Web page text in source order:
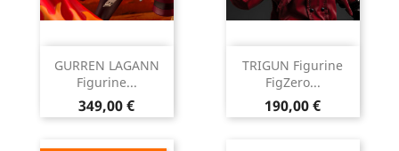
GURREN LAGANN
Figurine...
Prix
349,00 €
TRIGUN Figurine
FigZero...
Prix
190,00 €